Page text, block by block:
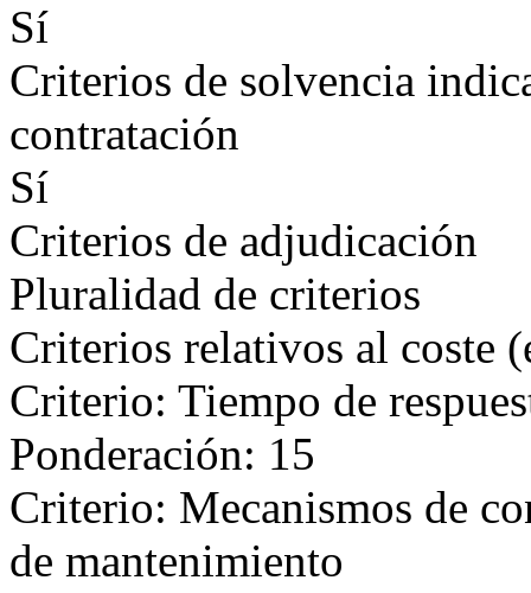
Sí
Criterios de solvencia
contratación
Sí
Criterios de adjudicación
Pluralidad de criterios
Criterios relativos al coste
Criterio: Tiempo de
Ponderación: 15
Criterio: Mecanismos de
de mantenimiento